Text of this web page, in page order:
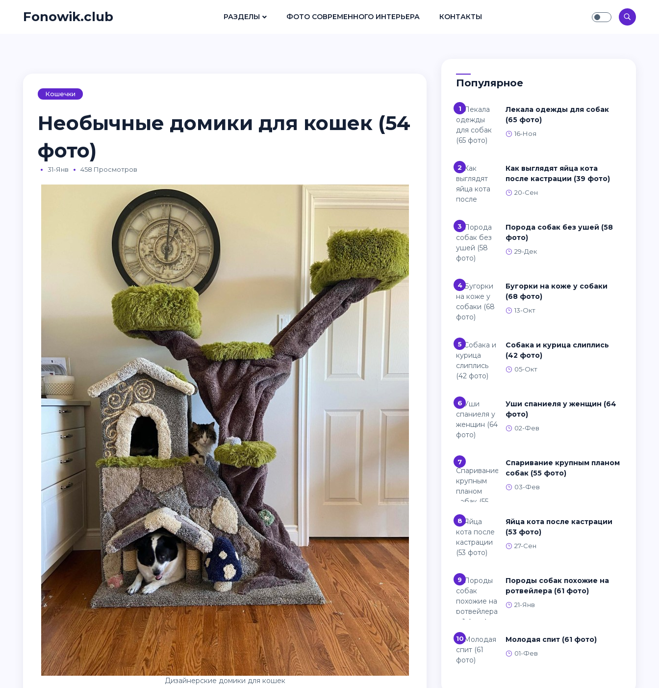
Fonowik.club РАЗДЕЛЫ ФОТО СОВРЕМЕННОГО ИНТЕРЬЕРА КОНТАКТЫ
Кошечки
Необычные домики для кошек (54
фото)
31-Янв 458 Просмотров
Дизайнерские домики для кошек
Популярное
1
Лекала одежды для собак
(65 фото)
16-Ноя
2
Как выглядят яйца кота
после кастрации (39 фото)
20-Сен
3
Порода собак без ушей (58
фото)
29-Дек
4
Бугорки на коже у собаки
(68 фото)
13-Окт
5
Собака и курица слиплись
(42 фото)
05-Окт
6
Уши спаниеля у женщин (64
фото)
02-Фев
7
Спаривание крупным планом
собак (55 фото)
03-Фев
8
Яйца кота после кастрации
(53 фото)
27-Сен
9
Породы собак похожие на
ротвейлера (61 фото)
21-Янв
10 Молодая спит (61 фото)
01-Фев